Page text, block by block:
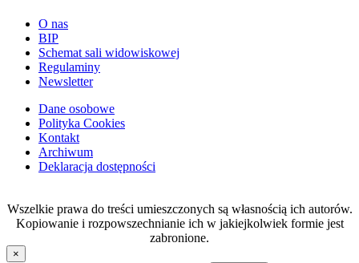
O nas
BIP
Schemat sali widowiskowej
Regulaminy
Newsletter
Dane osobowe
Polityka Cookies
Kontakt
Archiwum
Deklaracja dostępności
Wszelkie prawa do treści umieszczonych są własnością ich autorów.
Kopiowanie i rozpowszechnianie ich w jakiejkolwiek formie jest
zabronione.
×